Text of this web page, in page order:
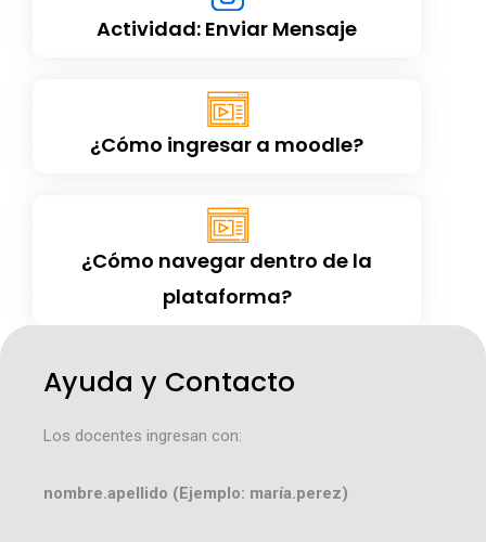
Actividad: Enviar Mensaje
¿Cómo ingresar a moodle?
¿Cómo navegar dentro de la
plataforma?
Ayuda y Contacto
Los docentes ingresan con:
nombre.apellido (Ejemplo: maría.perez)